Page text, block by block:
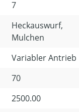
7
Heckauswurf,
Mulchen
Variabler Antrieb
70
2500.00